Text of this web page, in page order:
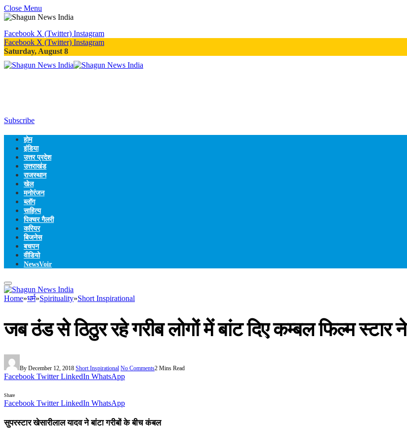
Close Menu
Facebook X (Twitter) Instagram
Facebook X (Twitter) Instagram
Saturday, August 8
Subscribe
होम
इंडिया
उत्तर प्रदेश
उत्तराखंड
राजस्थान
खेल
मनोरंजन
ब्लॉग
साहित्य
पिक्चर गैलरी
करियर
बिजनेस
बचपन
वीडियो
NewsVoir
Home»धर्म»Spirituality»Short Inspirational
जब ठंड से ठिठुर रहे गरीब लोगों में बांट दिए कम्बल फिल्म स्टार ने
By December 12, 2018 Short Inspirational No Comments2 Mins Read
Facebook Twitter LinkedIn WhatsApp
Share
Facebook Twitter LinkedIn WhatsApp
सुपरस्‍टार खेसारीलाल यादव ने बांटा गरीबों के बीच कंबल